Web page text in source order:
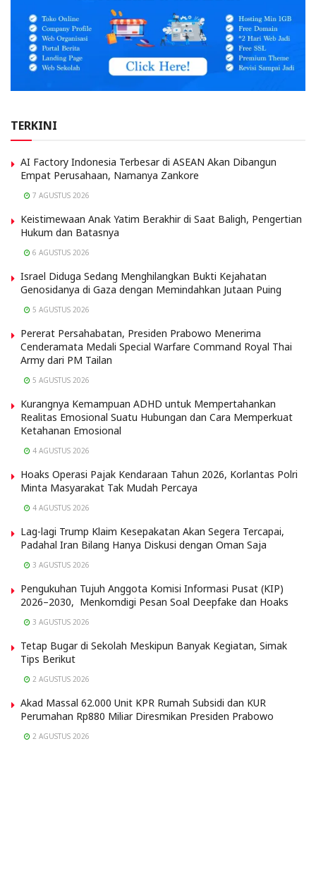
TERKINI
AI Factory Indonesia Terbesar di ASEAN Akan Dibangun
Empat Perusahaan, Namanya Zankore
7 AGUSTUS 2026
Keistimewaan Anak Yatim Berakhir di Saat Baligh, Pengertian
Hukum dan Batasnya
6 AGUSTUS 2026
Israel Diduga Sedang Menghilangkan Bukti Kejahatan
Genosidanya di Gaza dengan Memindahkan Jutaan Puing
5 AGUSTUS 2026
Pererat Persahabatan, Presiden Prabowo Menerima
Cenderamata Medali Special Warfare Command Royal Thai
Army dari PM Tailan
5 AGUSTUS 2026
Kurangnya Kemampuan ADHD untuk Mempertahankan
Realitas Emosional Suatu Hubungan dan Cara Memperkuat
Ketahanan Emosional
4 AGUSTUS 2026
Hoaks Operasi Pajak Kendaraan Tahun 2026, Korlantas Polri
Minta Masyarakat Tak Mudah Percaya
4 AGUSTUS 2026
Lag-lagi Trump Klaim Kesepakatan Akan Segera Tercapai,
Padahal Iran Bilang Hanya Diskusi dengan Oman Saja
3 AGUSTUS 2026
Pengukuhan Tujuh Anggota Komisi Informasi Pusat (KIP)
2026–2030, Menkomdigi Pesan Soal Deepfake dan Hoaks
3 AGUSTUS 2026
Tetap Bugar di Sekolah Meskipun Banyak Kegiatan, Simak
Tips Berikut
2 AGUSTUS 2026
Akad Massal 62.000 Unit KPR Rumah Subsidi dan KUR
Perumahan Rp880 Miliar Diresmikan Presiden Prabowo
2 AGUSTUS 2026